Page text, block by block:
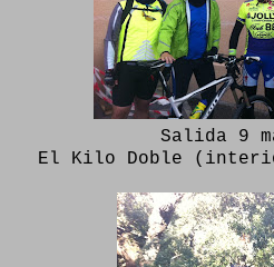
Salida 9
El Kilo Doble